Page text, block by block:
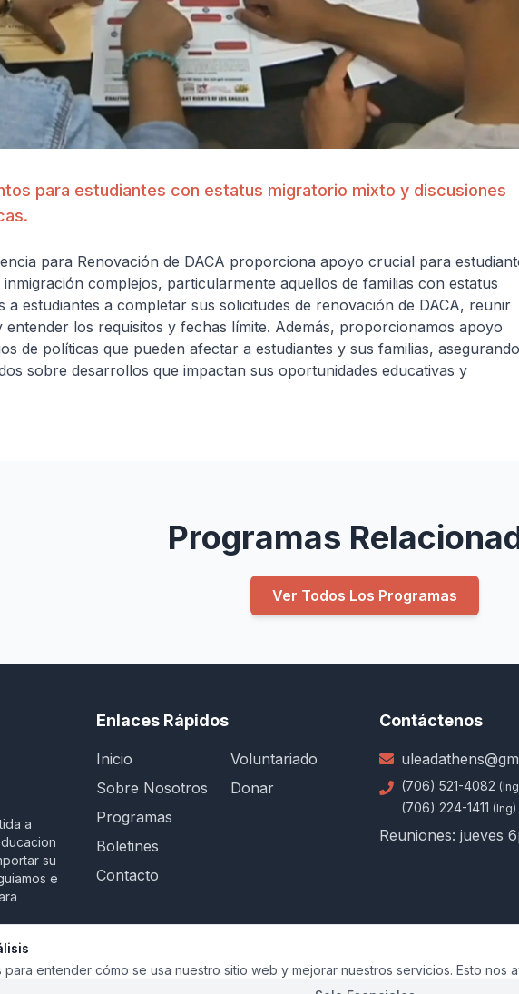
para estudiantes con estatus migratorio mixto y discusiones
para Renovación de DACA proporciona apoyo crucial para
complejos, particularmente aquellos de familias con estatus
a estudiantes a completar sus solicitudes de renovación de DACA, reunir
entender los requisitos y fechas límite. Además, proporcionamos apoyo
de políticas que pueden afectar a estudiantes y sus familias, asegurando
sobre desarrollos que impactan sus oportunidades educativas y
Programas
Ver Todos Los Programas
a
su
e
Enlaces Rápidos
Inicio
Voluntariado
Sobre Nosotros
Donar
Programas
Boletines
Contacto
Contáctenos
(706) 521-4082
(706) 224-1411 (Ing)
Reuniones: jueves
para entender cómo se usa nuestro sitio web y mejorar nuestros servicios. Esto nos